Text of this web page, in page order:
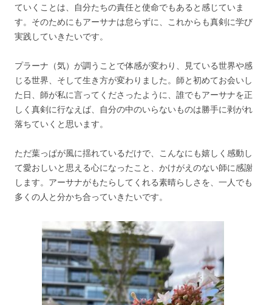
ていくことは、自分たちの責任と使命でもあると感じていま
す。そのためにもアーサナは怠らずに、これからも真剣に学び
実践していきたいです。
プラーナ（気）が調うことで体感が変わり、見ている世界や感
じる世界、そして生き方が変わりました。師と初めてお会いし
た日、師が私に言ってくださったように、誰でもアーサナを正
しく真剣に行なえば、自分の中のいらないものは勝手に剥がれ
落ちていくと思います。
ただ葉っぱが風に揺れているだけで、こんなにも嬉しく感動し
て愛おしいと思える心になったこと、かけがえのない師に感謝
します。アーサナがもたらしてくれる素晴らしさを、一人でも
多くの人と分かち合っていきたいです。